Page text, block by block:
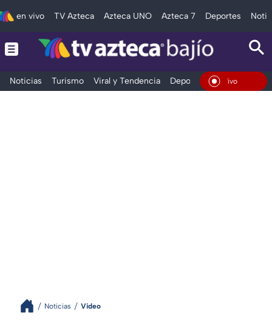
en vivo TV Azteca Azteca UNO Azteca 7 Deportes
Noticias Turismo Viral y Tendencia Deportes Espectáculos
En Vivo
Noticias Video